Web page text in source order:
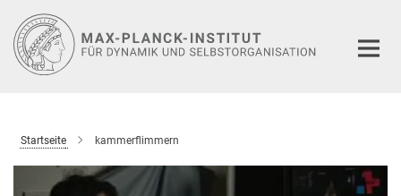
Hauptinhalt
Startseite kammerflimmern